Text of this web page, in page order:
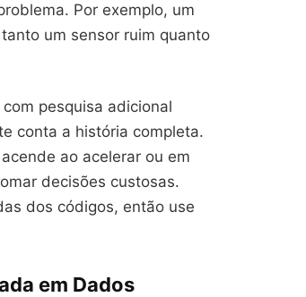
Por exemplo, um
um sensor ruim quanto
pesquisa adicional
conta a história completa.
ao acelerar ou em
decisões custosas.
dos códigos, então use
em Dados